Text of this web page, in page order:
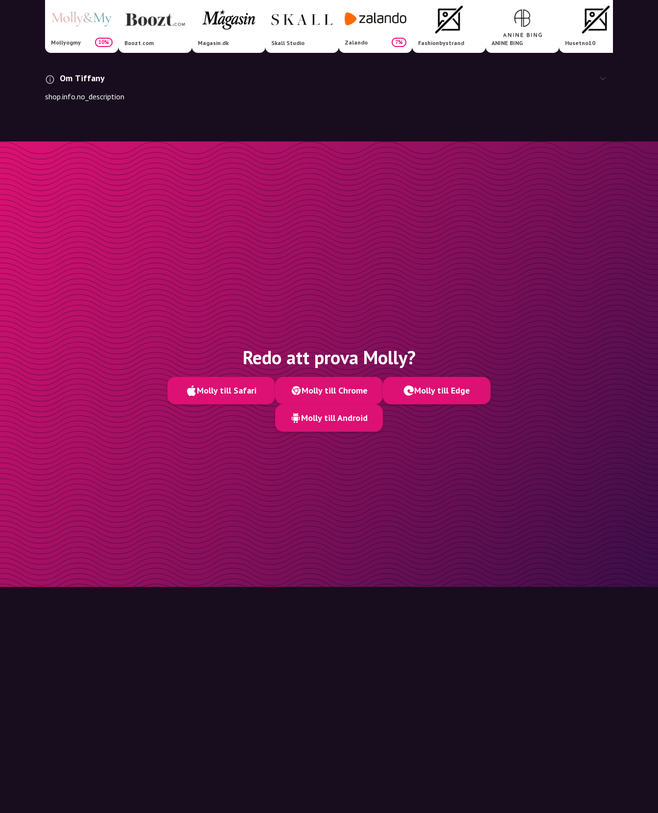
Mollyogmy 10% Boozt.com Magasin.dk Skall Studio Zalando 7% Fashionbystrand ANINE BING Husetno10
Om Tiffany
shop.info.no_description
Redo att prova Molly?
Molly till Safari Molly till Chrome Molly till Edge
Molly till Android